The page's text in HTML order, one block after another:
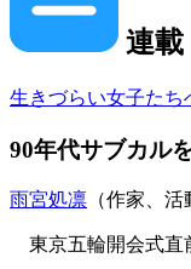
連載
生きづらい女子たち
90年代サブカル
雨宮処凛 （作家、活
東京五輪開会式直